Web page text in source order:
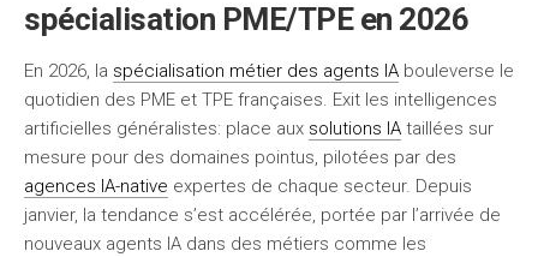
spécialisation PME/TPE en 2026
En 2026, la spécialisation métier des agents IA bouleverse le
quotidien des PME et TPE françaises. Exit les intelligences
artificielles généralistes: place aux solutions IA taillées sur
mesure pour des domaines pointus, pilotées par des
agences IA-native expertes de chaque secteur. Depuis
janvier, la tendance s’est accélérée, portée par l’arrivée de
nouveaux agents IA dans des métiers comme les